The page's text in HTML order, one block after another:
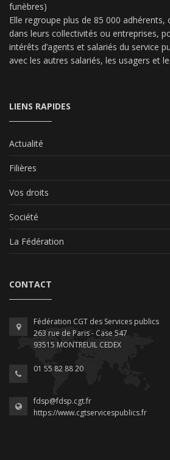
funèbres)
Elle regroupe plus de 85 000 adhérents,
dans leurs collectivités ou entreprises,
intérêts d’agents et salariés du service
avec les autres salariés, les usagers et
LIENS RAPIDES
Actualité
Filières
Vos droits
Société
La Fédération
CONTACT
Fédération CGT des Services publics
263 rue de Paris - Case 547
93515 MONTREUIL CEDEX
01 55 82 88 20
fdsp@fdsp.cgt.fr
https://www.cgtservicespublics.fr